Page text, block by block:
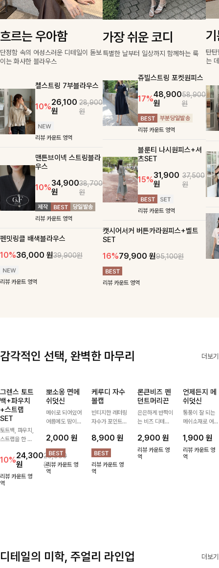
흐르는 우아함
단정함 속의 여성스러운 디테일이 돋보
이는 화사한 블라우스
첼스트링 7부블라우스
10%26,100
원
28,900
원
리뷰 카운트 영역
맨튼브이넥 스트링블라
우스
10%34,900
원
38,700
원
리뷰 카운트 영역
펜밋링클 배색블라우스
10%36,000 원39,900원
리뷰 카운트 영역
가장 쉬운 코디
특별한 날부터 일상까지 함께하는 룩
쥬빌스트링 포켓원피스
17%48,900
원
58,900
원
리뷰 카운트 영역
블룬티 나시원피스+셔
츠SET
15%31,900
원
37,500
원
리뷰 카운트 영역
캣시어서커 버튼카라원피스+벨트
SET
16%79,900 원95,100원
리뷰 카운트 영역
탄
는
감각적인 선택, 완벽한 마무리 더보기
그렌스 토트
백+파우치
+스트랩
SET
토트백, 파우치,
스트랩을 한 번
ITEM활용도 높
게 어디에든 다
양하게 즐겨주세
요 ;)
10%24,300
원
26,900
원
리뷰 카운트 영
역
뽀소옹 면메
쉬덧신
메쉬로 되어있어
여름에도 땀이
음도 당당해지세
요:-)
2,000 원
리뷰 카운트 영
역
케루디 자수
볼캡
빈티지한 레터링
자수가 포인트가
에 자연스럽게
어우러지는 볼
캡!베이직한 컬
러와 깔끔한 쉐
입으로 캐주얼부
8,900원
리뷰 카운트 영
역
론큰비즈 펜
던트머리끈
은은하게 반짝이
는 비즈 디테일
트로 스타일에
센스를 더해주는
아이템, 탄탄한
2,900 원
리뷰 카운트 영
역
언제든지 메
쉬덧신
통풍이 잘 되는
메쉬소재로 여름
데일리로 신기
좋은 덧신이에요
^^
1,900원
리뷰 카운트 영
역
디테일의 미학, 주얼리 라인업 더보기